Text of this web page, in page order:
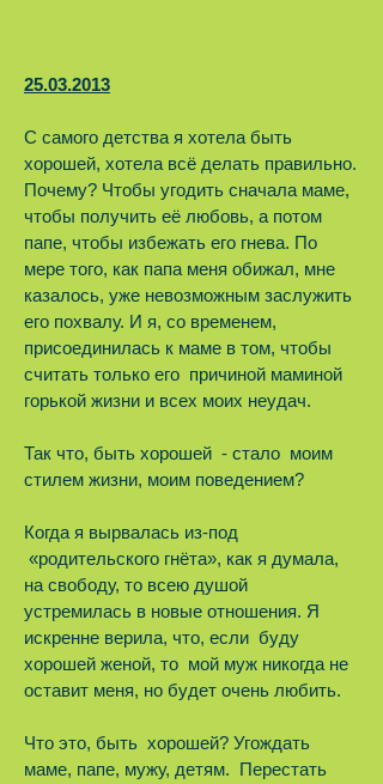
25.03.2013
С самого детства я хотела быть
хорошей, хотела всё делать правильно.
Почему? Чтобы угодить сначала маме,
чтобы получить её любовь, а потом
папе, чтобы избежать его гнева. По
мере того, как папа меня обижал, мне
казалось, уже невозможным заслужить
его похвалу. И я, со временем,
присоединилась к маме в том, чтобы
считать только его причиной маминой
горькой жизни и всех моих неудач.
Так что, быть хорошей - стало моим
стилем жизни, моим поведением?
Когда я вырвалась из-под
«родительского гнёта», как я думала,
на свободу, то всею душой
устремилась в новые отношения. Я
искренне верила, что, если буду
хорошей женой, то мой муж никогда не
оставит меня, но будет очень любить.
Что это, быть хорошей? Угождать
маме, папе, мужу, детям. Перестать